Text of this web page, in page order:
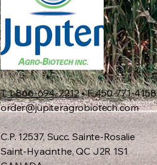
T1-866-694-2212• F 450-771-4158
order@jupiteragrobiotech.com
C.P. 12537, Succ. Sainte-Rosalie
Saint-Hyacinthe, QC J2R 1S1